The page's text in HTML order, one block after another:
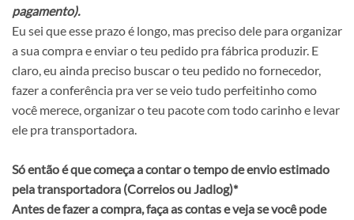
pagamento).
Eu sei que esse prazo é longo, mas preciso dele para organizar
a sua compra e enviar o teu pedido pra fábrica produzir. E
claro, eu ainda preciso buscar o teu pedido no fornecedor,
fazer a conferência pra ver se veio tudo perfeitinho como
você merece, organizar o teu pacote com todo carinho e levar
ele pra transportadora.
Só então é que começa a contar o tempo de envio estimado
pela transportadora (Correios ou Jadlog)*
Antes de fazer a compra, faça as contas e veja se você pode